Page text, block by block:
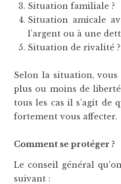
Situation familiale ?
Situation amicale
l’argent ou à une
Situation de rivalité ?
Selon la situation,
plus ou moins de liberté
tous les cas il s’agit de
fortement vous affecter.
Comment se protéger ?
Le conseil général
suivant :